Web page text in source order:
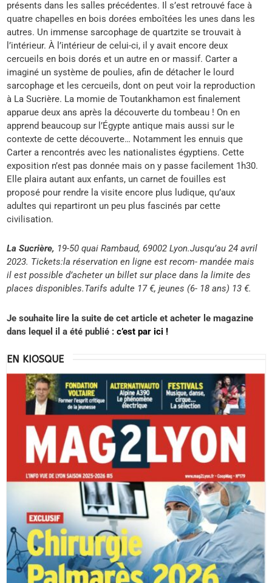
présents dans les salles précédentes. Il s’est retrouvé face à
quatre chapelles en bois dorées emboîtées les unes dans les
autres. Un immense sarcophage de quartzite se trouvait à
l’intérieur. À l’intérieur de celui-ci, il y avait encore deux
cercueils en bois dorés et un autre en or massif. Carter a
imaginé un système de poulies, afin de détacher le lourd
sarcophage et les cercueils, dont on peut voir la reproduction
à La Sucrière. La momie de Toutankhamon est finalement
apparue deux ans après la découverte du tombeau ! On en
apprend beaucoup sur l’Égypte antique mais aussi sur le
contexte de cette découverte… Notamment les ennuis que
Carter a rencontrés avec les nationalistes égyptiens. Cette
exposition n’est pas donnée mais on y passe facilement 1h30.
Elle plaira autant aux enfants, un carnet de fouilles est
proposé pour rendre la visite encore plus ludique, qu’aux
adultes qui repartiront un peu plus fascinés par cette
civilisation.
La Sucrière, 19-50 quai Rambaud, 69002 Lyon.Jusqu’au 24 avril
2023. Tickets:la réservation en ligne est recom- mandée mais
il est possible d’acheter un billet sur place dans la limite des
places disponibles.Tarifs adulte 17 €, jeunes (6- 18 ans) 13 €.
Je souhaite lire la suite de cet article et acheter le magazine
dans lequel il a été publié :c’est par ici !
EN KIOSQUE